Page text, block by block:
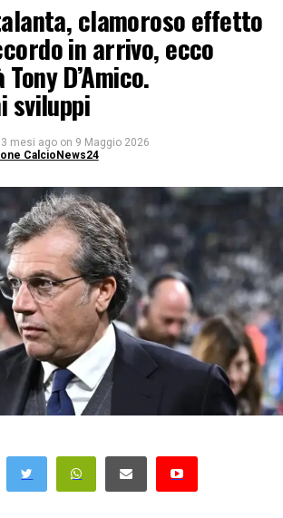
clamoroso effetto
in arrivo, ecco
D’Amico.
sviluppi
3 mesi ago on 9 Maggio 2026
CalcioNews24